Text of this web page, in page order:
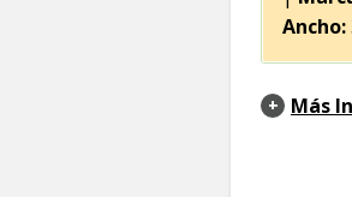
Ancho:
Más